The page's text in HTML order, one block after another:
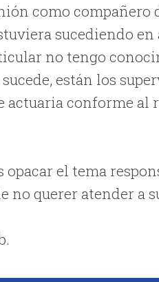
como
sucediendo en
no tengo
están los
actuaria conforme al
opacar el tema
no querer atender a